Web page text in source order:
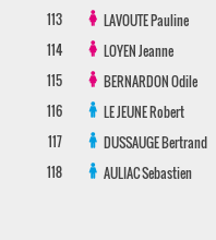
113
LAVOUTEPauline
114
LOYENJeanne
115
BERNARDONOdile
116
LE JEUNERobert
117
DUSSAUGEBertrand
118
AULIACSebastien